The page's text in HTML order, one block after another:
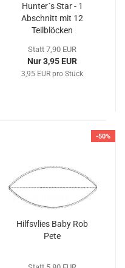
Hunter´s Star - 1
Abschnitt mit 12
Teilblöcken
Statt 7,90 EUR
Nur 3,95 EUR
3,95 EUR pro Stück
-50%
Hilfsvlies Baby Rob
Pete